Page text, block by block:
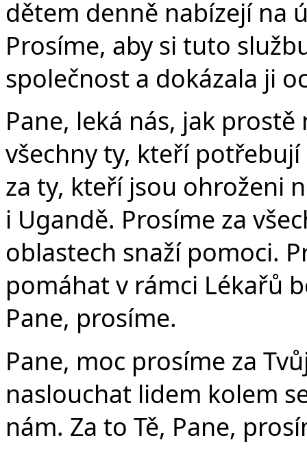
dětem denně nabízejí na
Prosíme, aby si tuto
společnost a dokázala ji
Pane, leká nás, jak
všechny ty, kteří
za ty, kteří jsou ohroženi
i Ugandě. Prosíme za
oblastech snaží pomoci.
pomáhat v rámci Lékařů
Pane, prosíme.
Pane, moc prosíme za
naslouchat lidem kolem
nám. Za to Tě, Pane,